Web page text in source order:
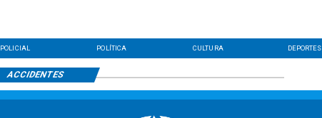
POLICIAL POLÍTICA CULTURA DEPORTES
ACCIDENTES